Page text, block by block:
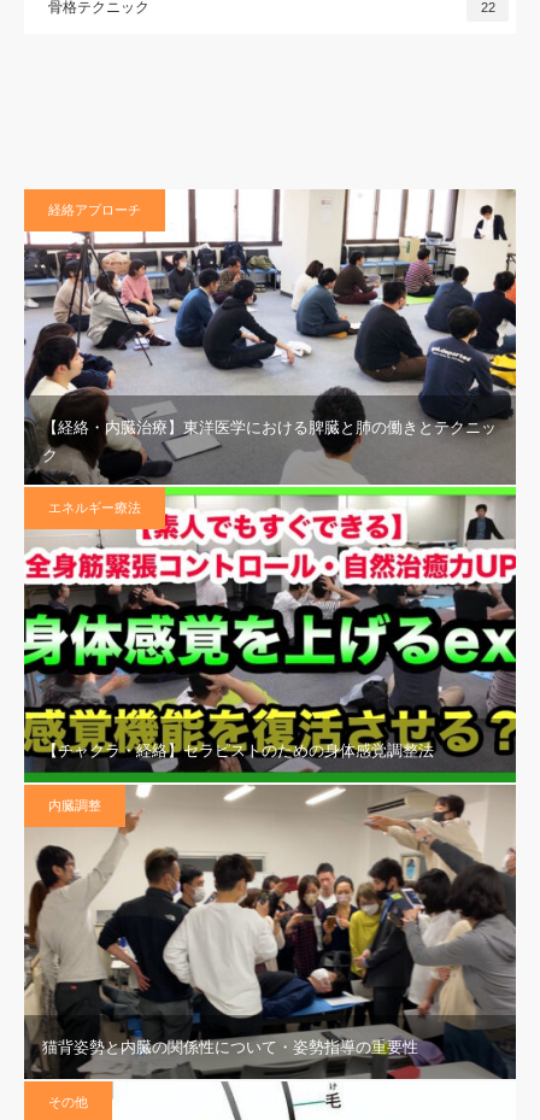
骨格テクニック 22
経絡アプローチ
【経絡・内臓治療】東洋医学における脾臓と肺の働きとテクニッ
ク
エネルギー療法
【チャクラ・経絡】セラピストのための身体感覚調整法
内臓調整
猫背姿勢と内臓の関係性について・姿勢指導の重要性
その他